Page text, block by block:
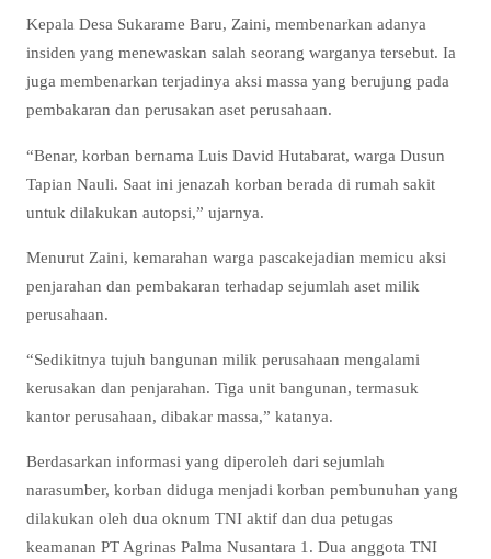
Kepala Desa Sukarame Baru, Zaini, membenarkan adanya
insiden yang menewaskan salah seorang warganya tersebut. Ia
juga membenarkan terjadinya aksi massa yang berujung pada
pembakaran dan perusakan aset perusahaan.
“Benar, korban bernama Luis David Hutabarat, warga Dusun
Tapian Nauli. Saat ini jenazah korban berada di rumah sakit
untuk dilakukan autopsi,” ujarnya.
Menurut Zaini, kemarahan warga pascakejadian memicu aksi
penjarahan dan pembakaran terhadap sejumlah aset milik
perusahaan.
“Sedikitnya tujuh bangunan milik perusahaan mengalami
kerusakan dan penjarahan. Tiga unit bangunan, termasuk
kantor perusahaan, dibakar massa,” katanya.
Berdasarkan informasi yang diperoleh dari sejumlah
narasumber, korban diduga menjadi korban pembunuhan yang
dilakukan oleh dua oknum TNI aktif dan dua petugas
keamanan PT Agrinas Palma Nusantara 1. Dua anggota TNI